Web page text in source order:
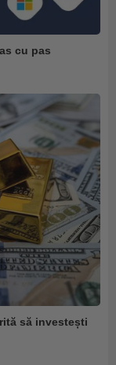
cu pas
să investești